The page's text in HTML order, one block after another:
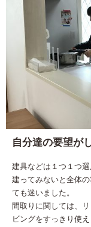
自分達の要望が
建具などは１つ１つ
建ってみないと全体
ても迷いました。
間取りに関しては、
ビングをすっきり使え